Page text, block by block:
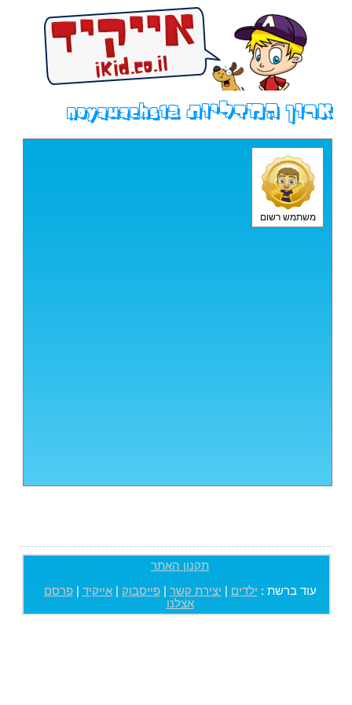
ארון המדליות noyawachs12
משתמש רשום
תקנון האתר
עוד ברשת : ילדים יצירת קשר |פייסבוק |אייקיד |פרסם
אצלנו